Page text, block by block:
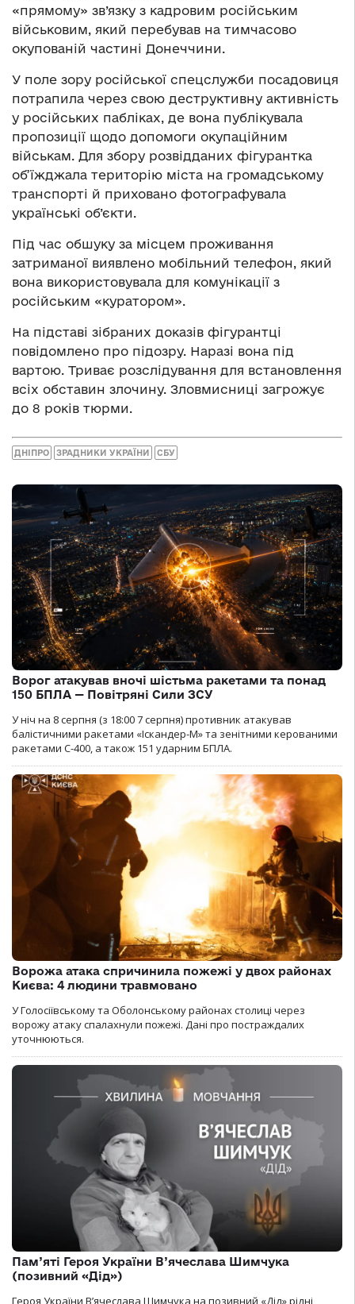
«прямому» зв’язку з кадровим російським
військовим, який перебував на тимчасово
окупованій частині Донеччини.
У поле зору російської спецслужби посадовиця
потрапила через свою деструктивну активність
у російських пабліках, де вона публікувала
пропозиції щодо допомоги окупаційним
військам. Для збору розвідданих фігурантка
об’їжджала територію міста на громадському
транспорті й приховано фотографувала
українські об’єкти.
Під час обшуку за місцем проживання
затриманої виявлено мобільний телефон, який
вона використовувала для комунікації з
російським «куратором».
На підставі зібраних доказів фігурантці
повідомлено про підозру. Наразі вона під
вартою. Триває розслідування для встановлення
всіх обставин злочину. Зловмисниці загрожує
до 8 років тюрми.
ДНІПРО ЗРАДНИКИ УКРАЇНИ СБУ
Ворог атакував вночі шістьма ракетами та понад
150 БПЛА — Повітряні Сили ЗСУ
У ніч на 8 серпня (з 18:00 7 серпня) противник атакував
балістичними ракетами «Іскандер-М» та зенітними керованими
ракетами С-400, а також 151 ударним БПЛА.
Ворожа атака спричинила пожежі у двох районах
Києва: 4 людини травмовано
У Голосіївському та Оболонському районах столиці через
ворожу атаку спалахнули пожежі. Дані про постраждалих
уточнюються.
Пам’яті Героя України В’ячеслава Шимчука
(позивний «Дід»)
Героя України В’ячеслава Шимчука на позивний «Дід» рідні,